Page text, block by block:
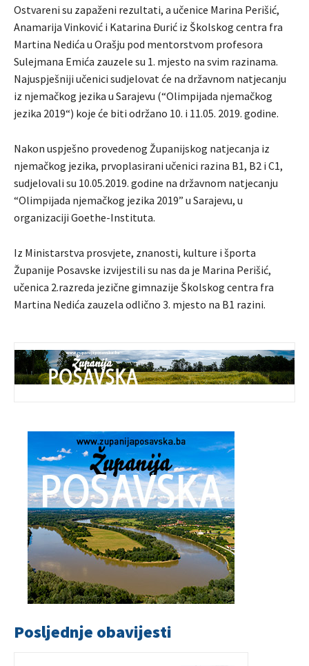
Ostvareni su zapaženi rezultati, a učenice Marina Perišić,
Anamarija Vinković i Katarina Đurić iz Školskog centra fra
Martina Nedića u Orašju pod mentorstvom profesora
Sulejmana Emića zauzele su 1. mjesto na svim razinama.
Najuspješniji učenici sudjelovat će na državnom natjecanju
iz njemačkog jezika u Sarajevu (“Olimpijada njemačkog
jezika 2019“) koje će biti održano 10. i 11.05. 2019. godine.
Nakon uspješno provedenog Županijskog natjecanja iz
njemačkog jezika, prvoplasirani učenici razina B1, B2 i C1,
sudjelovali su 10.05.2019. godine na državnom natjecanju
“Olimpijada njemačkog jezika 2019” u Sarajevu, u
organizaciji Goethe-Instituta.
Iz Ministarstva prosvjete, znanosti, kulture i športa
Županije Posavske izvijestili su nas da je Marina Perišić,
učenica 2.razreda jezične gimnazije Školskog centra fra
Martina Nedića zauzela odlično 3. mjesto na B1 razini.
Posljednje obavijesti